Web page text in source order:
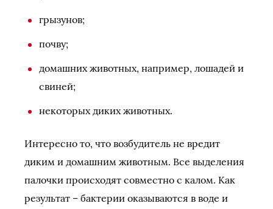
грызунов;
почву;
домашних животных, например, лошадей и
свиней;
некоторых диких животных.
Интересно то, что возбудитель не вредит
диким и домашним животным. Все выделения
палочки происходят совместно с калом. Как
результат – бактерии оказываются в воде и